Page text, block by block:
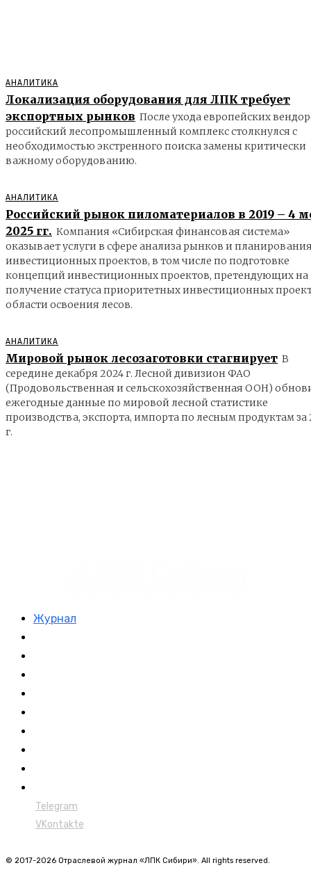
АНАЛИТИКА
Локализация оборудования для ЛПК требует
экспортных рынков После ухода европейских
российский лесопромышленный комплекс столкнулся с
необходимостью экстренного поиска замены критически
важному оборудованию.
АНАЛИТИКА
Российский рынок пиломатериалов в 2019 – 4
2025 гг. Компания «Сибирская финансовая система»
оказывает услуги в сфере анализа рынков и
инвестиционных проектов, в том числе по подготовке
концепций инвестиционных проектов, претендующих на
получение статуса приоритетных инвестиционных
области освоения лесов.
АНАЛИТИКА
Мировой рынок лесозаготовки стагнирует В
середине декабря 2024 г. Лесной дивизион ФАО
(Продовольственная и сельскохозяйственная ООН)
ежегодные данные по мировой лесной статистике
производства, экспорта, импорта по лесным продуктам за
г.
Журнал
Telegram
VKontakte
© 2017-2026 Отраслевой журнал «ЛПК Сибири». All rights reserved.